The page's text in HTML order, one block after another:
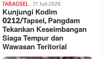
TABAGSEL 27 Juli 2026
Kunjungi Kodim
0212/Tapsel, Pangdam
Tekankan Keseimbangan
Siaga Tempur dan
Wawasan Teritorial